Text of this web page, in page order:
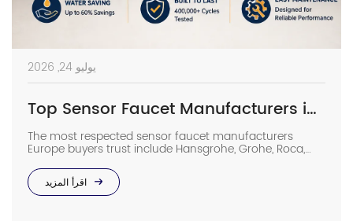
يوليو 24, 2026
Top Sensor Faucet Manufacturers in Europe | 2026 Buyer’s Guide
The most respected sensor faucet manufacturers
Europe buyers trust include Hansgrohe, Grohe, Roca,
Geberit, Oras, and Delabie, while high-spec Chinese
OEMs such as Interhasa have emerged as competitive
alternatives for commercial projects. In such facilities,
low-grade sensor faucets can lead to ghost flushing,
اقرأ المزيد